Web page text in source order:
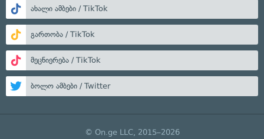
ახალი ამბები / TikTok
გართობა / TikTok
მეცნიერება / TikTok
ბოლო ამბები / Twitter
© On.ge LLC, 2015–2026